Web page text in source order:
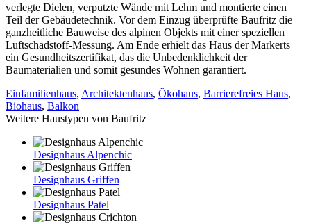
verlegte Dielen, verputzte Wände mit Lehm und montierte einen
Teil der Gebäudetechnik. Vor dem Einzug überprüfte Baufritz die
ganzheitliche Bauweise des alpinen Objekts mit einer speziellen
Luftschadstoff-Messung. Am Ende erhielt das Haus der Markerts
ein Gesundheitszertifikat, das die Unbedenklichkeit der
Baumaterialien und somit gesundes Wohnen garantiert.
Einfamilienhaus, Architektenhaus, Ökohaus, Barrierefreies Haus,
Biohaus, Balkon
Weitere Haustypen von Baufritz
Designhaus Alpenchic
Designhaus Griffen
Designhaus Patel